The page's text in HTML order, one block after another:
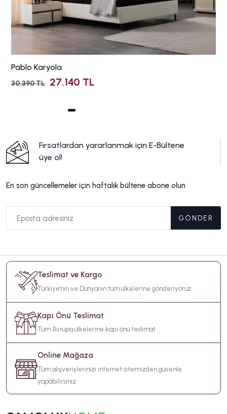
Pablo Karyola
30.390 TL 27.140 TL
Fırsatlardan yararlanmak için E-Bültene
üye ol!
En son güncellemeler için haftalık bültene abone olun
GÖNDER
Teslimat ve Kargo
Türkiye'nin ve Dünyanın tüm ülkelerine gönderiyoruz
Kapı Önü Teslimat
Tüm Avrupa ülkelerine kapı önü teslimat
Online Mağaza
Tüm alışverişlerinizi internet sitemizden güvenle
yapabilirsiniz